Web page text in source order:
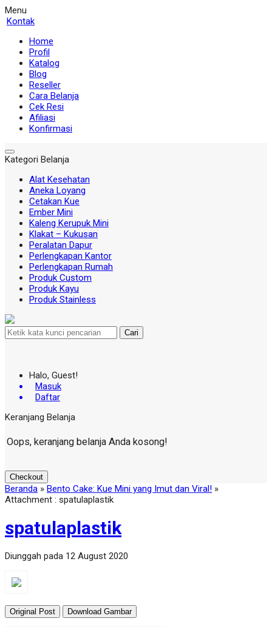
Menu
Kontak
Home
Profil
Katalog
Blog
Reseller
Cara Belanja
Cek Resi
Afiliasi
Konfirmasi
Kategori Belanja
Alat Kesehatan
Aneka Loyang
Cetakan Kue
Ember Mini
Kaleng Kerupuk Mini
Klakat – Kukusan
Peralatan Dapur
Perlengkapan Kantor
Perlengkapan Rumah
Produk Custom
Produk Kayu
Produk Stainless
Cari
Halo, Guest!
Masuk
Daftar
Keranjang Belanja
Oops, keranjang belanja Anda kosong!
Checkout
Beranda » Bento Cake: Kue Mini yang Imut dan Viral! »
Attachment : spatulaplastik
spatulaplastik
Diunggah pada 12 August 2020
Original Post Download Gambar